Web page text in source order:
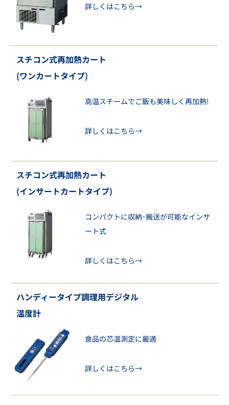
詳しくはこちら→
スチコン式再加熱カート
(ワンカートタイプ)
高温スチームでご飯も美味しく再加熱!
詳しくはこちら→
スチコン式再加熱カート
(インサートカートタイプ)
コンパクトに収納･搬送が可能なインサ
ート式
詳しくはこちら→
ハンディータイプ調理用デジタル
温度計
食品の芯温測定に最適
詳しくはこちら→